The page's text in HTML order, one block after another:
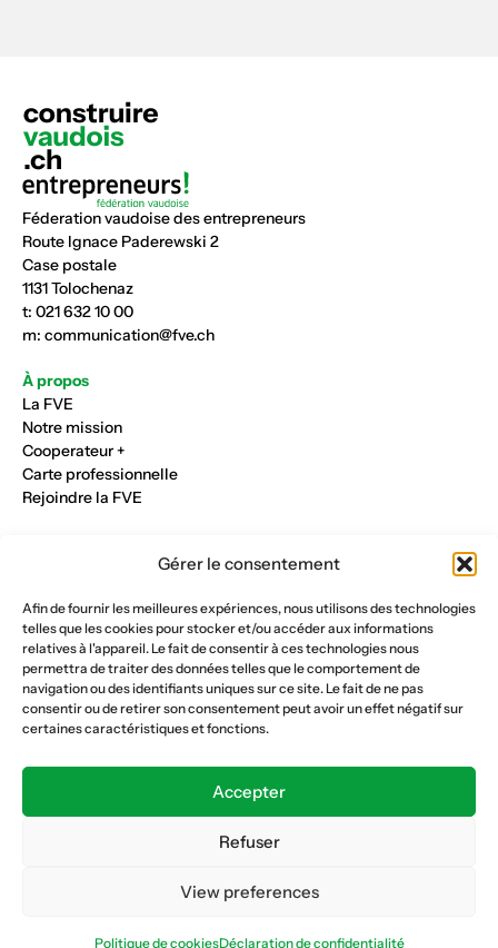
Gérer le consentement
Afin de fournir les meilleures expériences, nous utilisons des technologies
telles que les cookies pour stocker et/ou accéder aux informations
relatives à l'appareil. Le fait de consentir à ces technologies nous
permettra de traiter des données telles que le comportement de
navigation ou des identifiants uniques sur ce site. Le fait de ne pas
consentir ou de retirer son consentement peut avoir un effet négatif sur
certaines caractéristiques et fonctions.
Accepter
Refuser
View preferences
Politique de cookiesDéclaration de confidentialité
Féderation vaudoise des entrepreneurs
Route Ignace Paderewski 2
Case postale
1131 Tolochenaz
t: 021 632 10 00
m: communication@fve.ch
À propos
La FVE
Notre mission
Cooperateur +
Carte professionnelle
Rejoindre la FVE
Maçonnerie et génie civil
Parqueterie et sols
Menuiserie et bois
Plâtrerie et peinture
Nous suivre
Formation continue
Caisse AVS 66.1